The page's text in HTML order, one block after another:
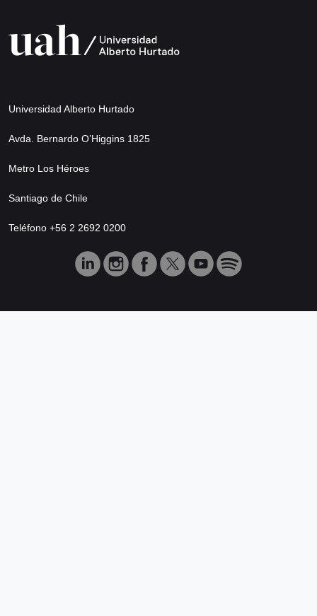
Universidad Alberto Hurtado
Avda. Bernardo O’Higgins 1825
Metro Los Héroes
Santiago de Chile
Teléfono +56 2 2692 0200